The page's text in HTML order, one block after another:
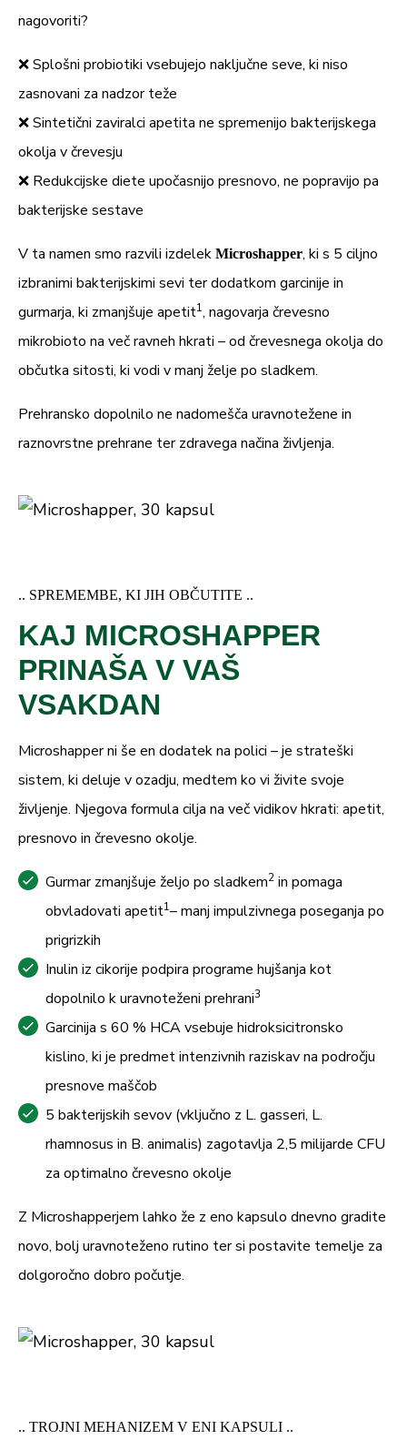
Inulin
Lactobacillus rhamnosus
5 x
CFU
Izvleček listov Gurmar
– od tega ginemična kislina
najmanj
12,5
Bifidobacterium Animalis ssp
lactis
10 mg
5 x
10
CFU
CFU
5 x
*PDV – priporočen dnevni vnos, glede na Uredbo (EU) št.
nagovoriti?
❌ Splošni probiotiki vsebujejo naključne seve, ki niso
zasnovani za nadzor teže
❌ Sintetični zaviralci apetita ne spremenijo bakterijskega
okolja v črevesju
❌ Redukcijske diete upočasnijo presnovo, ne popravijo pa
bakterijske sestave
V ta namen smo razvili izdelek Microshapper, ki s 5 ciljno
izbranimi bakterijskimi sevi ter dodatkom garcinije in
gurmarja, ki zmanjšuje apetit1, nagovarja črevesno
mikrobioto na več ravneh hkrati – od črevesnega okolja do
občutka sitosti, ki vodi v manj želje po sladkem.
Prehransko dopolnilo ne nadomešča uravnotežene in
raznovrstne prehrane ter zdravega načina življenja.
.. SPREMEMBE, KI JIH OBČUTITE ..
KAJ MICROSHAPPER
PRINAŠA V VAŠ
VSAKDAN
Microshapper ni še en dodatek na polici – je strateški
sistem, ki deluje v ozadju, medtem ko vi živite svoje
življenje. Njegova formula cilja na več vidikov hkrati: apetit,
presnovo in črevesno okolje.
Gurmar zmanjšuje željo po sladkem2 in pomaga
obvladovati apetit1– manj impulzivnega poseganja po
prigrizkih
Inulin iz cikorije podpira programe hujšanja kot
dopolnilo k uravnoteženi prehrani3
Garcinija s 60 % HCA vsebuje hidroksicitronsko
kislino, ki je predmet intenzivnih raziskav na področju
presnove maščob
5 bakterijskih sevov (vključno z L. gasseri, L.
rhamnosus in B. animalis) zagotavlja 2,5 milijarde CFU
za optimalno črevesno okolje
Z Microshapperjem lahko že z eno kapsulo dnevno gradite
novo, bolj uravnoteženo rutino ter si postavite temelje za
dolgoročno dobro počutje.
.. TROJNI MEHANIZEM V ENI KAPSULI ..